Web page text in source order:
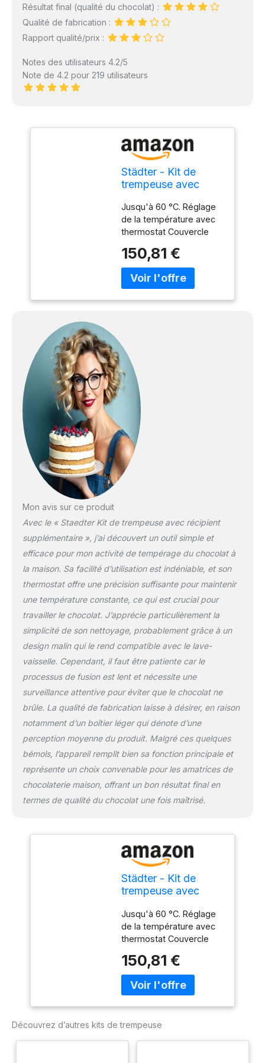
Résultat final (qualité du chocolat) :
Qualité de fabrication :
Rapport qualité/prix :
Notes des utilisateurs 4.2/5
Note de 4.2 pour 219 utilisateurs
Städter - Kit de
trempeuse avec
supplémentaire -
Fondeur pour
couverture et
chocolat - Contenu
du récipient à
chocolat de 1,5 l
chacun
Jusqu'à 60 °C. Réglage
de la température avec
thermostat Couvercle
amovible. En acier
inoxydable. Dimensions
du récipient : 15,5 x 14 x
150,81 €
Mon avis sur ce produit
Avec le « Staedter Kit de trempeuse avec récipient
supplémentaire », j’ai découvert un outil simple et
efficace pour mon activité de tempérage du chocolat à
la maison. Sa facilité d’utilisation est indéniable, et son
thermostat offre une précision suffisante pour maintenir
une température constante, ce qui est crucial pour
travailler le chocolat. J’apprécie particulièrement la
simplicité de son nettoyage, probablement grâce à un
design malin qui le rend compatible avec le lave-
vaisselle. Cependant, il faut être patiente car le
processus de fusion est lent et nécessite une
surveillance attentive pour éviter que le chocolat ne
brûle. La qualité de fabrication laisse à désirer, en raison
notamment d’un boîtier léger qui dénote d’une
perception moyenne du produit. Malgré ces quelques
bémols, l’appareil remplit bien sa fonction principale et
représente un choix convenable pour les amatrices de
chocolaterie maison, offrant un bon résultat final en
termes de qualité du chocolat une fois maîtrisé.
Städter - Kit de
trempeuse avec
supplémentaire -
Fondeur pour
couverture et
chocolat - Contenu
du récipient à
chocolat de 1,5 l
chacun
Jusqu'à 60 °C. Réglage
de la température avec
thermostat Couvercle
amovible. En acier
inoxydable. Dimensions
du récipient : 15,5 x 14 x
exigence de qualité
supérieure.
150,81 €
Découvrez d’autres kits de trempeuse